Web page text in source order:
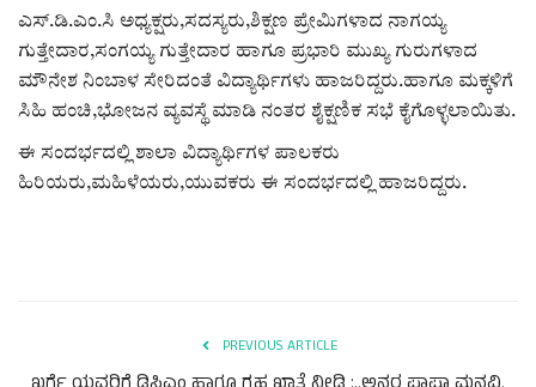
ಪುಸ್ತಕ ಪರಿಚಯ
ಅಂಕಣ
ಸಾಧಕರ ಪರಿಚಯ
ಪತ್ರಕರ್ತರ ಪರಿಚಯ
ಎಸ್.ಡಿ.ಎಂ.ಸಿ ಅಧ್ಯಕ್ಷರು,ಸದಸ್ಯರು,ಶಿಕ್ಷಣ ಪ್ರೇಮಿಗಳಾದ ನಾಗಯ್ಯ
ಗುತ್ತೇದಾರ,ಸಂಗಯ್ಯ ಗುತ್ತೇದಾರ ಹಾಗೂ ಪ್ರಭಾರಿ ಮುಖ್ಯ ಗುರುಗಳಾದ
ಮೌನೇಶ ನಿಂಬಾಳ ಸೇರಿದಂತೆ ವಿದ್ಯಾರ್ಥಿಗಳು ಹಾಜರಿದ್ದರು.ಹಾಗೂ ಮಕ್ಕಳಿಗೆ
ಸಿಹಿ ಹಂಚಿ,ಭೋಜನ ವ್ಯವಸ್ಥೆ ಮಾಡಿ ನಂತರ ಶೈಕ್ಷಣಿಕ ಸಭೆ ಕೈಗೊಳ್ಳಲಾಯಿತು.
ಈ ಸಂದರ್ಭದಲ್ಲಿ ಶಾಲಾ ವಿದ್ಯಾರ್ಥಿಗಳ ಪಾಲಕರು
ಹಿರಿಯರು,ಮಹಿಳೆಯರು,ಯುವಕರು ಈ ಸಂದರ್ಭದಲ್ಲಿ ಹಾಜರಿದ್ದರು.
PREVIOUS ARTICLE